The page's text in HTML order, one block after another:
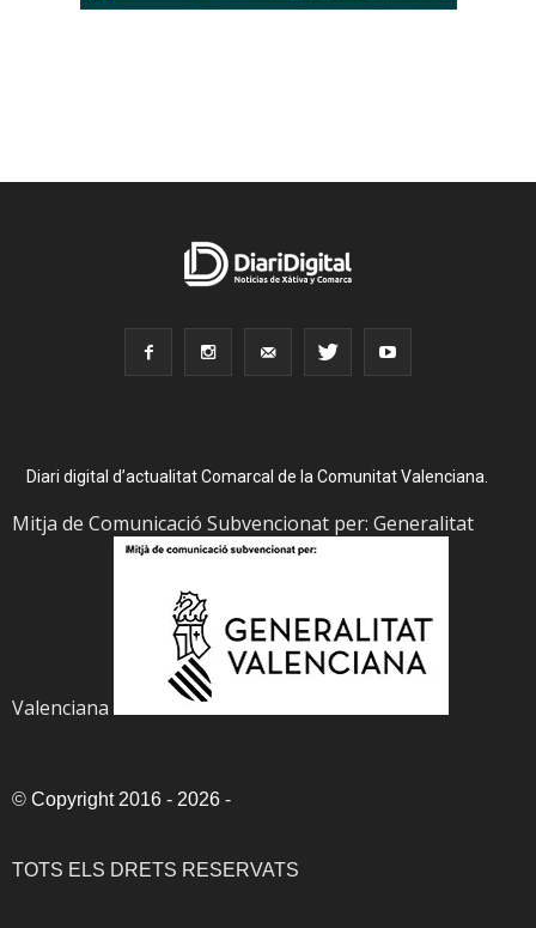
Diari digital d’actualitat Comarcal de la Comunitat Valenciana.
Mitja de Comunicació Subvencionat per: Generalitat
Valenciana
© Copyright 2016 - 2026 -
TOTS ELS DRETS RESERVATS